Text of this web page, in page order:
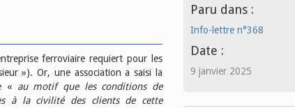
ferroviaire requiert pour les
»). Or, une association a saisi la
« au motif que les conditions de
à la civilité des clients de cette
Paru dans :
Info-lettre n°368
Date :
9 janvier 2025